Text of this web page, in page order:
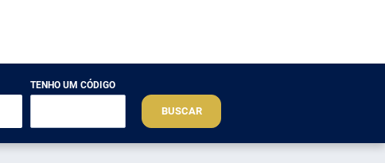
TENHO UM CÓDIGO
BUSCAR